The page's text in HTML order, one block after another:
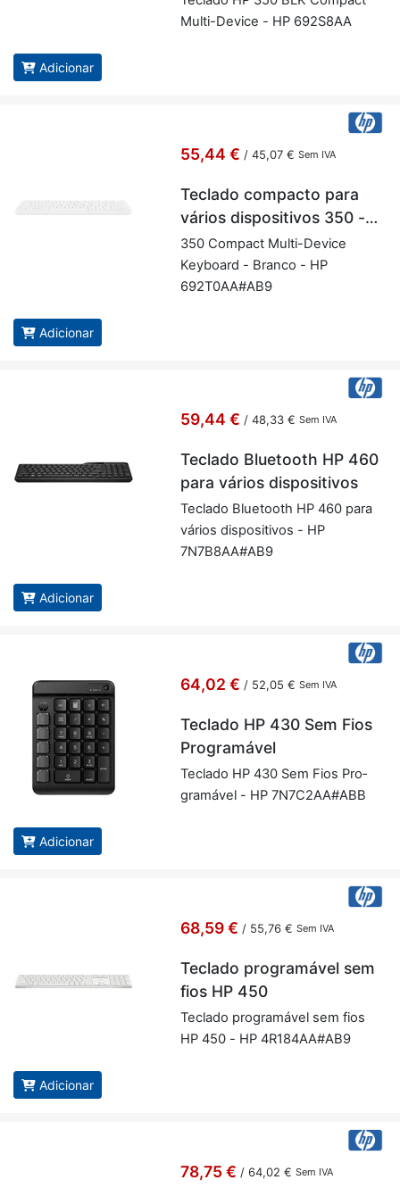
Multi-De­vice - HP 692S8AA
Adicionar
55,44 € / 45,07 € Sem IVA
Teclado compacto para
vários dispositivos 350 -
Branco
350 Com­pact Multi-De­vice
Key­board - Branco - HP
692T0AA#AB9
Adicionar
59,44 € / 48,33 € Sem IVA
Teclado Bluetooth HP 460
para vários dispositivos
Te­clado Blu­e­tooth HP 460 para
vá­rios dis­po­si­tivos - HP
7N7B8AA#AB9
Adicionar
64,02 € / 52,05 € Sem IVA
Teclado HP 430 Sem Fios
Programável
Te­clado HP 430 Sem Fios Pro­
gra­mável - HP 7N7C2AA#ABB
Adicionar
68,59 € / 55,76 € Sem IVA
Teclado programável sem
fios HP 450
Te­clado pro­gra­mável sem fios
HP 450 - HP 4R184AA#AB9
Adicionar
78,75 € / 64,02 € Sem IVA